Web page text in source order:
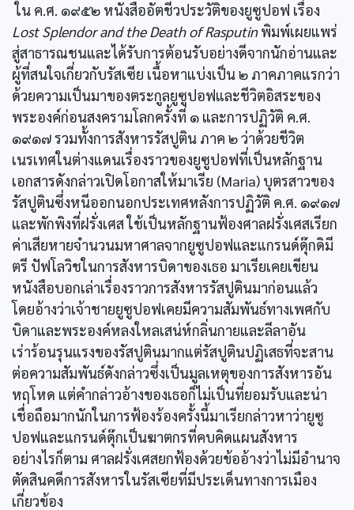
ใน ค.ศ. ๑๙๕๒ หนังสืออัตชีวประวัติของยูซูปอฟ เรื่อง
Lost Splendor and the Death of Rasputinพิมพ์เผยแพร่
สู่สาธารณชนและได้รับการต้อนรับอย่างดีจากนักอ่านและ
ผู้ที่สนใจเกี่ยวกับรัสเซีย เนื้อหาแบ่งเป็น ๒ ภาคภาคแรกว่า
ด้วยความเป็นมาของตระกูลยูซูปอฟและชีวิตอิสระของ
พระองค์ก่อนสงครามโลกครั้งที่ ๑ และการปฏิวัติ ค.ศ.
๑๙๑๗ รวมทั้งการสังหารรัสปูติน ภาค ๒ ว่าด้วยชีวิต
เนรเทศในต่างแดนเรื่องราวของยูซูปอฟที่เป็นหลักฐาน
เอกสารดังกล่าวเปิดโอกาสให้มาเรีย (Maria) บุตรสาวของ
รัสปูตินซึ่งหนีออกนอกประเทศหลังการปฏิวัติ ค.ศ. ๑๙๑๗
และพักพิงที่ฝรั่งเศส ใช้เป็นหลักฐานฟ้องศาลฝรั่งเศสเรียก
ค่าเสียหายจำนวนมหาศาลจากยูซูปอฟและแกรนด์ดุ๊กดิมี
ตรี ปัฟโลวิชในการสังหารบิดาของเธอ มาเรียเคยเขียน
หนังสือบอกเล่าเรื่องราวการสังหารรัสปูตินมาก่อนแล้ว
โดยอ้างว่าเจ้าชายยูซูปอฟเคยมีความสัมพันธ์ทางเพศกับ
บิดาและพระองค์หลงใหลเสน่ห์กลิ่นกายและลีลาอัน
เร่าร้อนรุนแรงของรัสปูตินมากแต่รัสปูตินปฏิเสธที่จะสาน
ต่อความสัมพันธ์ดังกล่าวซึ่งเป็นมูลเหตุของการสังหารอัน
หฤโหด แต่คำกล่าวอ้างของเธอก็ไม่เป็นที่ยอมรับและน่า
เชื่อถือมากนักในการฟ้องร้องครั้งนี้มาเรียกล่าวหาว่ายูซู
ปอฟและแกรนด์ดุ๊กเป็นฆาตกรที่คบคิดแผนสังหาร
อย่างไรก็ตาม ศาลฝรั่งเศสยกฟ้องด้วยข้ออ้างว่าไม่มีอำนาจ
ตัดสินคดีการสังหารในรัสเซียที่มีประเด็นทางการเมือง
เกี่ยวข้อง